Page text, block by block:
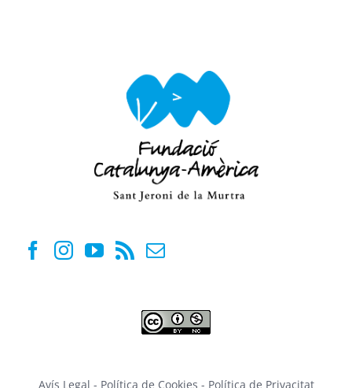
Avís Legal - Política de Cookies - Política de Privacitat